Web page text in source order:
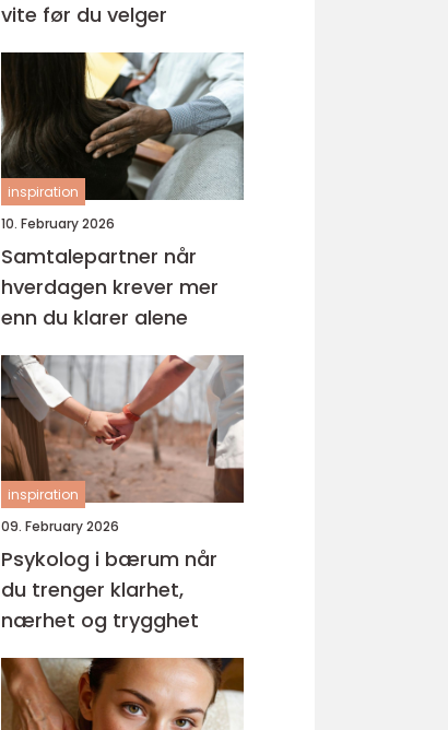
vite før du velger
inspiration
10. February 2026
Samtalepartner når
hverdagen krever mer
enn du klarer alene
inspiration
09. February 2026
Psykolog i bærum når
du trenger klarhet,
nærhet og trygghet